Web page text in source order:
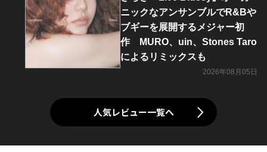
ニックなアンサンブルでR&Bや
ブギーを展開するメジャー初
作 MURO、uin、Stones Taro
によるリミックスも
2026年08月05日
人気レビュー一覧へ